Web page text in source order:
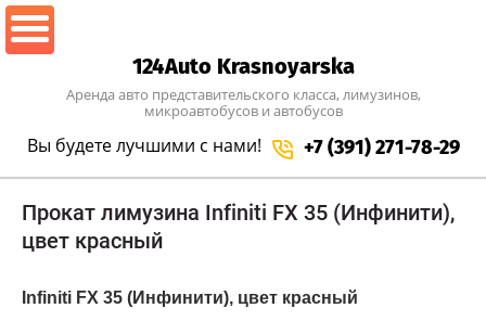
124Auto Krasnoyarska
Аренда авто представительского класса, лимузинов,
микроавтобусов и автобусов
Вы будете лучшими с нами! +7 (391) 271-78-29
Прокат лимузина Infiniti FX 35 (Инфинити),
цвет красный
Infiniti FX 35 (Инфинити), цвет красный